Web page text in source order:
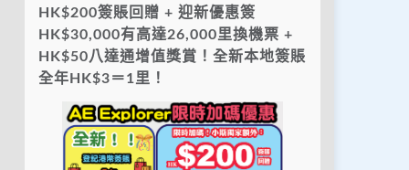
HK$200簽賬回贈 + 迎新優惠簽
HK$30,000有高達26,000里換機票 +
HK$50八達通增值獎賞！全新本地簽賬
全年HK$3＝1里！